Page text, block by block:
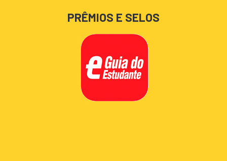
PRÊMIOS E SELOS